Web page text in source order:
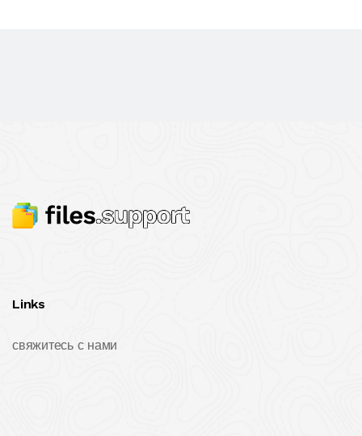
Links
свяжитесь с нами